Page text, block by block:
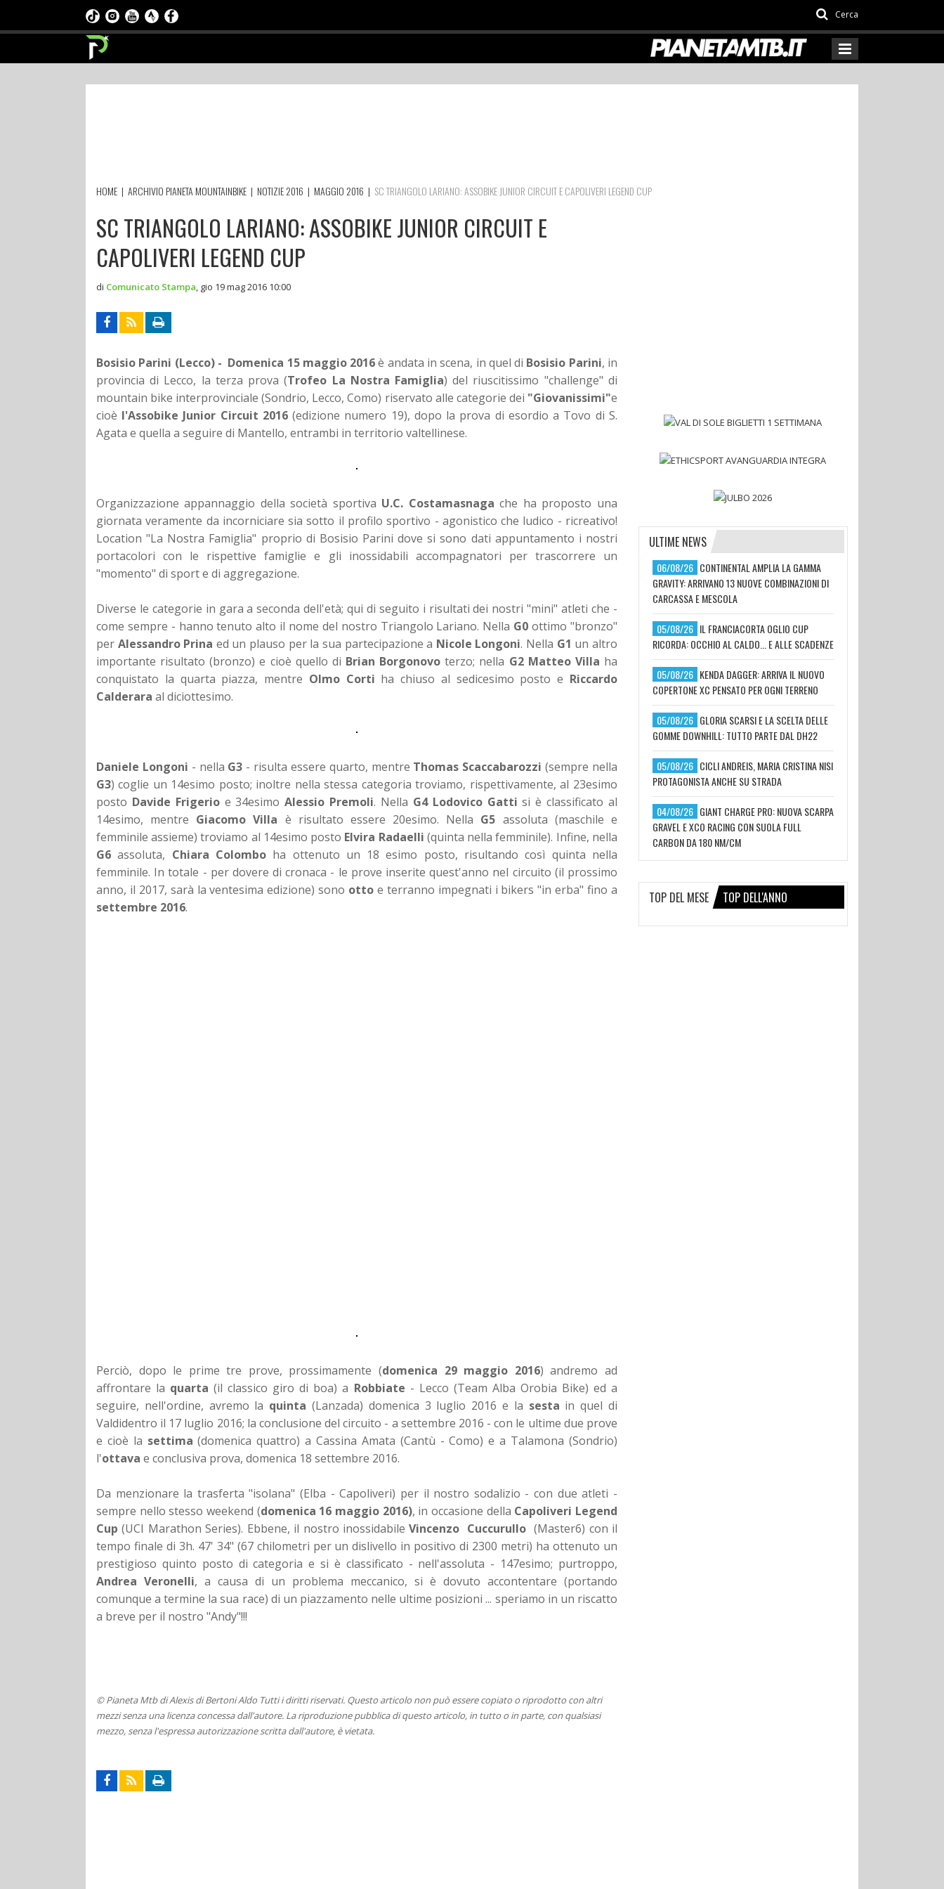
Cerca
HOME | ARCHIVIO PIANETA MOUNTAINBIKE | NOTIZIE 2016 | MAGGIO 2016 | SC TRIANGOLO LARIANO: ASSOBIKE JUNIOR CIRCUIT E CAPOLIVERI LEGEND CUP
SC TRIANGOLO LARIANO: ASSOBIKE JUNIOR CIRCUIT E
CAPOLIVERI LEGEND CUP
di Comunicato Stampa gio 19 mag 2016 10:00
Bosisio Parini (Lecco) - Domenica 15 maggio 2016è andata in scena, in quel di Bosisio Parini, in
provincia di Lecco, la terza prova (Trofeo La Nostra Famiglia) del riuscitissimo "challenge" di
mountain bike interprovinciale (Sondrio, Lecco, Como) riservato alle categorie dei "Giovanissimi"e
cioè l'Assobike Junior Circuit 2016 (edizione numero 19), dopo la prova di esordio a Tovo di S.
Agata e quella a seguire di Mantello, entrambi in territorio valtellinese.
Organizzazione appannaggio della società sportiva U.C. Costamasnagache ha proposto una
giornata veramente da incorniciare sia sotto il profilo sportivo - agonistico che ludico - ricreativo!
Location "La Nostra Famiglia" proprio di Bosisio Parini dove si sono dati appuntamento i nostri
portacolori con le rispettive famiglie e gli inossidabili accompagnatori per trascorrere un
"momento" di sport e di aggregazione.
Diverse le categorie in gara a seconda dell'età; qui di seguito i risultati dei nostri "mini" atleti che -
come sempre - hanno tenuto alto il nome del nostro Triangolo Lariano. Nella G0 ottimo "bronzo"
per Alessandro Prina ed un plauso per la sua partecipazione a Nicole Longoni. Nella G1 un altro
importante risultato (bronzo) e cioè quello di Brian Borgonovo terzo; nella G2 Matteo Villa ha
conquistato la quarta piazza, mentre Olmo Corti ha chiuso al sedicesimo posto e Riccardo
Calderara al diciottesimo.
Daniele Longoni - nella G3 - risulta essere quarto, mentre Thomas Scaccabarozzi (sempre nella
G3) coglie un 14esimo posto; inoltre nella stessa categoria troviamo, rispettivamente, al 23esimo
posto Davide Frigerioe 34esimoAlessio Premoli. Nella G4 Lodovico Gatti si è classificato al
14esimo, mentre Giacomo Villa è risultato essere 20esimo. Nella G5 assoluta (maschile e
femminile assieme) troviamo al 14esimo posto Elvira Radaelli (quinta nella femminile). Infine, nella
G6 assoluta, Chiara Colomboha ottenuto un 18 esimo posto, risultando così quinta nella
femminile. In totale - per dovere di cronaca - le prove inserite quest'anno nel circuito (il prossimo
anno, il 2017, sarà la ventesima edizione) sono otto e terranno impegnati i bikers "in erba" fino a
settembre 2016.
Perciò, dopo le prime tre prove, prossimamente (domenica 29 maggio 2016) andremo ad
affrontare la quarta (il classico giro di boa) a Robbiate - Lecco (Team Alba Orobia Bike) ed a
seguire, nell'ordine, avremo la quinta (Lanzada) domenica 3 luglio 2016 e la sesta in quel di
Valdidentro il 17 luglio 2016; la conclusione del circuito - a settembre 2016 - con le ultime due prove
e cioè la settima (domenica quattro) a Cassina Amata (Cantù - Como) e a Talamona (Sondrio)
l'ottava e conclusiva prova, domenica 18 settembre 2016.
Da menzionare la trasferta "isolana" (Elba - Capoliveri) per il nostro sodalizio - con due atleti -
sempre nello stesso weekend (domenica 16 maggio 2016), in occasione della Capoliveri Legend
Cup (UCI Marathon Series). Ebbene, il nostro inossidabileVincenzo Cuccurullo (Master6) con il
tempo finale di 3h. 47' 34" (67 chilometri per un dislivello in positivo di 2300 metri) ha ottenuto un
prestigioso quinto posto di categoria e si è classificato - nell'assoluta - 147esimo; purtroppo,
Andrea Veronelli, a causa di un problema meccanico, si è dovuto accontentare (portando
comunque a termine la sua race) di un piazzamento nelle ultime posizioni ... speriamo in un riscatto
a breve per il nostro "Andy"!!!
© Pianeta Mtb di Alexis di Bertoni Aldo Tutti i diritti riservati. Questo articolo non può essere copiato o riprodotto con altri
mezzi senza una licenza concessa dall'autore. La riproduzione pubblica di questo articolo, in tutto o in parte, con qualsiasi
mezzo, senza l'espressa autorizzazione scritta dall'autore, è vietata.
ULTIME NEWS
06/08/26 CONTINENTAL AMPLIA LA GAMMA
GRAVITY: ARRIVANO 13 NUOVE COMBINAZIONI DI
CARCASSA E MESCOLA
05/08/26 IL FRANCIACORTA OGLIO CUP
RICORDA: OCCHIO AL CALDO... E ALLE SCADENZE
05/08/26 KENDA DAGGER: ARRIVA IL NUOVO
COPERTONE XC PENSATO PER OGNI TERRENO
05/08/26 GLORIA SCARSI E LA SCELTA DELLE
GOMME DOWNHILL: TUTTO PARTE DAL DH22
05/08/26 CICLI ANDREIS, MARIA CRISTINA NISI
PROTAGONISTA ANCHE SU STRADA
04/08/26 GIANT CHARGE PRO: NUOVA SCARPA
GRAVEL E XCO RACING CON SUOLA FULL
CARBON DA 180 NM/CM
TOP DEL MESE TOP DELL'ANNO